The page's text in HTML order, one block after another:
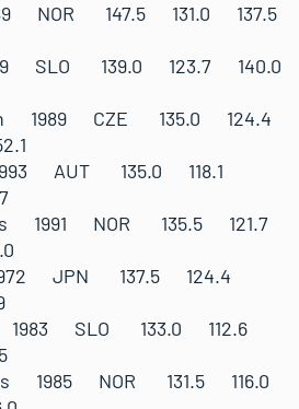
NOR 147.5 131.0 137.5
SLO 139.0 123.7 140.0
1989 CZE 135.0 124.4
AUT 135.0 118.1
1991 NOR 135.5 121.7
JPN 137.5 124.4
1983 SLO 133.0 112.6
1985 NOR 131.5 116.0